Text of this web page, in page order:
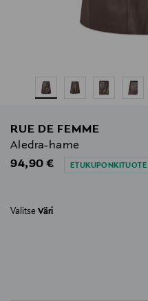
RUE DE FEMME
Aledra-hame
Original Price
94,90 € ETUKUPONKITUOTE
Valitse Väri